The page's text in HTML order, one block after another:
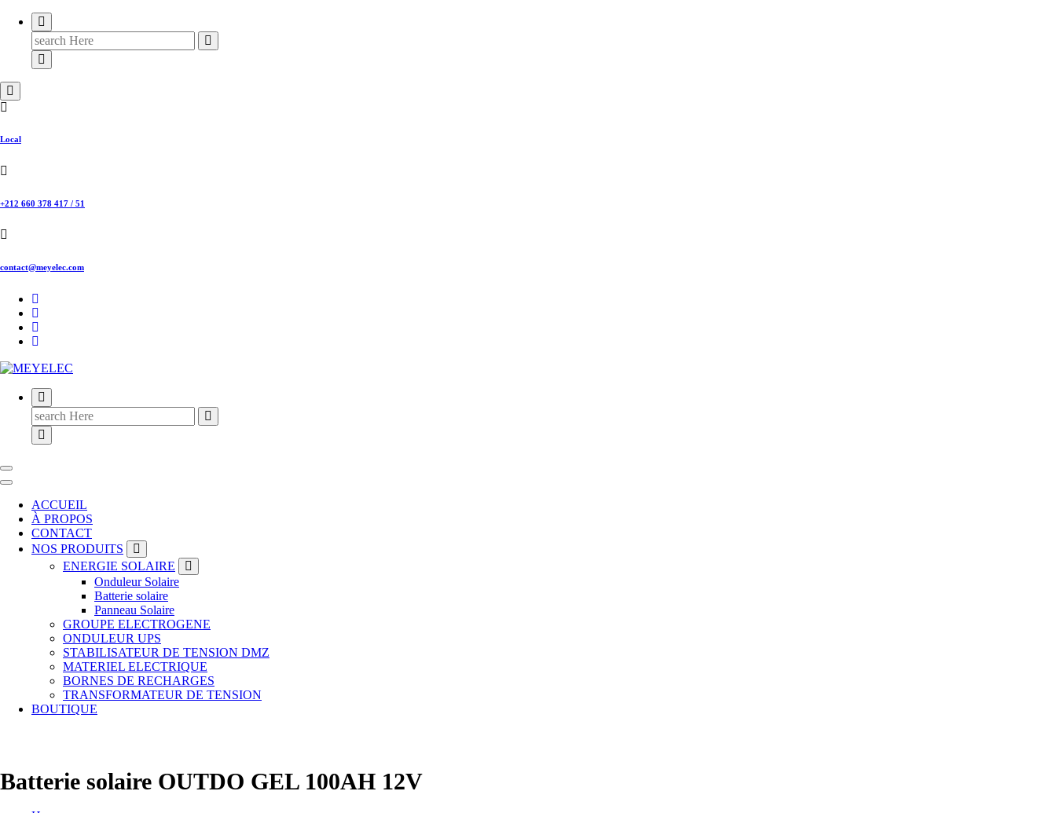
Search
for:
Local
+212 660 378 417 / 51
contact@meyelec.com
Search
for:
ACCUEIL
À PROPOS
CONTACT
NOS PRODUITS
ENERGIE SOLAIRE
Onduleur Solaire
Batterie solaire
Panneau Solaire
GROUPE ELECTROGENE
ONDULEUR UPS
STABILISATEUR DE TENSION DMZ
MATERIEL ELECTRIQUE
BORNES DE RECHARGES
TRANSFORMATEUR DE TENSION
BOUTIQUE
Batterie solaire OUTDO GEL 100AH 12V